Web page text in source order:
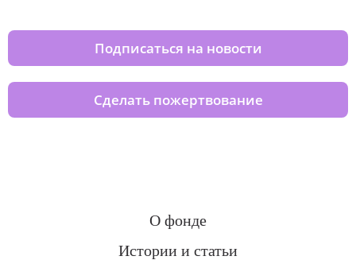
Подписаться на новости
Сделать пожертвование
О фонде
Истории и статьи